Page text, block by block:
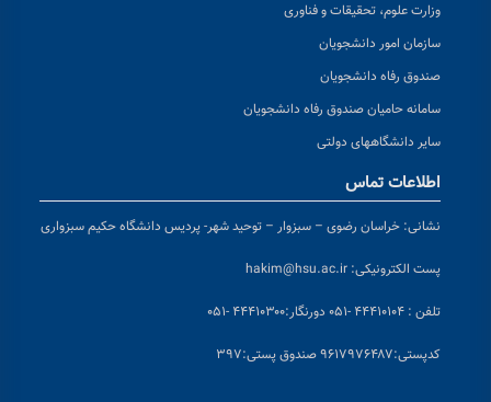
وزارت علوم، تحقیقات و فناوری
سازمان امور دانشجویان
صندوق رفاه دانشجویان
سامانه حامیان صندوق رفاه دانشجویان
سایر دانشگاههای دولتی
اطلاعات تماس
نشانی: خراسان رضوی – سبزوار – توحید شهر- پردیس دانشگاه حکیم سبزواری
پست الکترونیکی: hakim@hsu.ac.ir
تلفن : ۴۴۴۱۰۱۰۴ -۰۵۱ دورنگار:۴۴۴۱۰۳۰۰ -۰۵۱
کدپستی:۹۶۱۷۹۷۶۴۸۷ صندوق پستی:۳۹۷